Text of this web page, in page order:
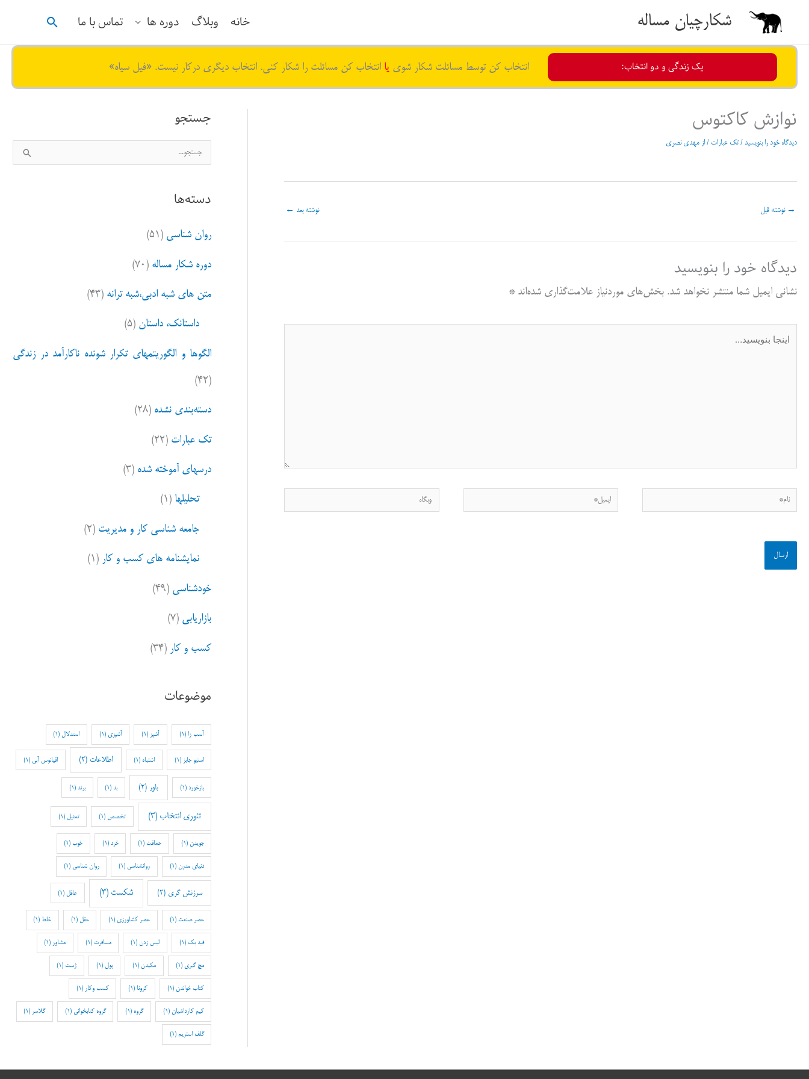
شکارچیان مساله خانه وبلاگ دوره ها تماس با ما جستجو
یک زندگی و دو انتخاب: انتخاب کن توسط مسائلت شکار شوی یا انتخاب کن مسائلت را شکار کنی. انتخاب دیگری درکار نیست. «فیل سیاه»
نوازش کاکتوس
دیدگاه‌ خود را بنویسید / تک عبارات / از مهدی نصری
→ نوشته قبل نوشته بعد ←
دیدگاه‌ خود را بنویسید
نشانی ایمیل شما منتشر نخواهد شد. بخش‌های موردنیاز علامت‌گذاری شده‌اند*
نام* ایمیل* وبگاه
جستجو
س
ج
ب
ی
دسته‌ها
روان شناسی (۵۱)
دوره شکار مساله (۷۰)
متن های شبه ادبی،شبه ترانه (۴۳)
داستانک، داستان (۵)
الگوها و الگوریتمهای تکرار شونده ناکارآمد در زندگی
(۴۲)
دسته‌بندی نشده (۲۸)
تک عبارات (۲۲)
درسهای آموخته شده (۳)
تحلیلها (۱)
جامعه شناسی کار و مدیریت (۲)
نمایشنامه های کسب و کار (۱)
خودشناسی (۴۹)
بازاریابی (۷)
کسب و کار (۳۴)
موضوعات
آسب زا (1) آشپز (1) آشپزی (1) استدلال (1)
استیو جابز (1) اشتباه (1) اطلاعات (2) اقیانوس آبی (1)
بازخورد (1) باور (2) بد(1) برند (1)
تئوری انتخاب (3) تخصص (1) تمثیل (1)
جویدن (1) حماقت(1) خرد (1) خوب(1)
دنیای مدرن (1) روانشناسی (1) روان شناسی (1)
سرزنش گری (2) شکست (3) عاقل (1)
عصر صنعت (1) عصر کشاورزی(1) عقل (1) غلط (1)
فید بک (1) لیس زدن (1) مسافرت (1) مشاور (1)
مچ گیری (1) مکیدن (1) پول (1) ژست(1)
کتاب خواندن (1) کرونا (1) کسب وکار (1)
کیم کارداشیان (1) گروه (1) گروه کتابخوانی (1) گلاسر (1)
گلف استریم (1)